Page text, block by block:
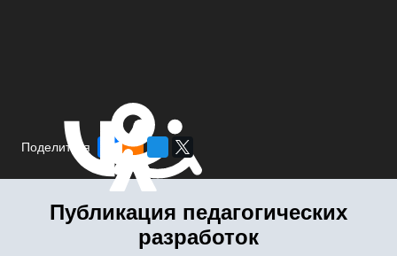
Поделиться
Публикация педагогических
разработок